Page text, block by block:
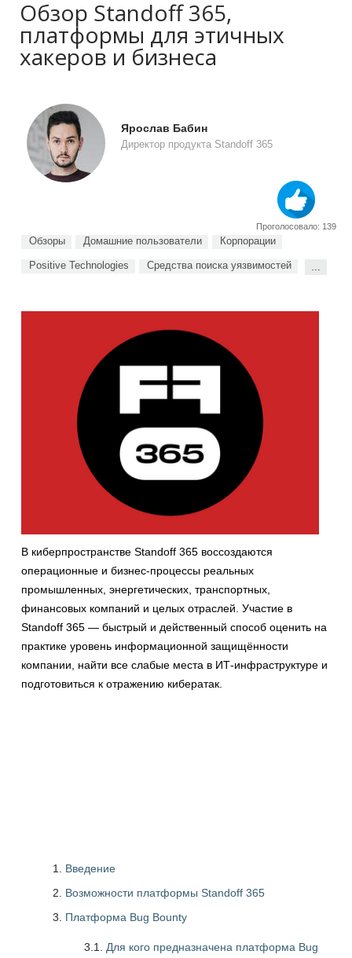
Обзор Standoff 365,
платформы для этичных
хакеров и бизнеса
Ярослав Бабин
Директор продукта Standoff 365
Проголосовало: 139
Обзоры Домашние пользователи Корпорации
Positive Technologies Средства поиска уязвимостей ...
В киберпространстве Standoff 365 воссоздаются
операционные и бизнес-процессы реальных
промышленных, энергетических, транспортных,
финансовых компаний и целых отраслей. Участие в
Standoff 365 — быстрый и действенный способ оценить на
практике уровень информационной защищённости
компании, найти все слабые места в ИТ-инфраструктуре и
подготовиться к отражению кибератак.
Введение
Возможности платформы Standoff 365
Платформа Bug Bounty
3.1. Для кого предназначена платформа Bug